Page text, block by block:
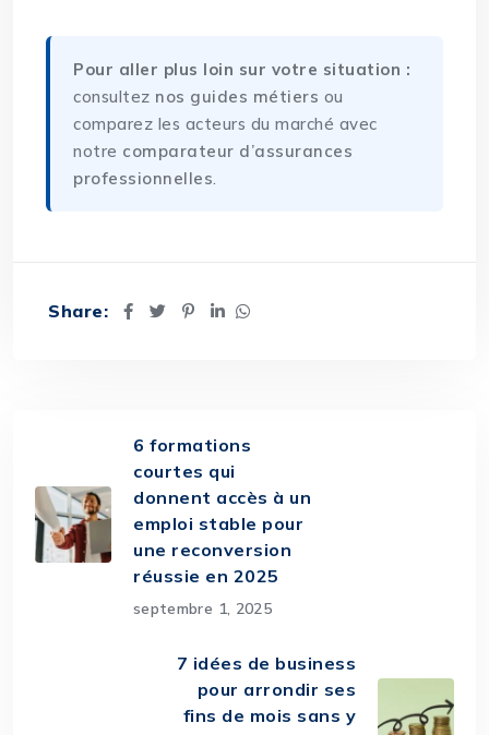
Pour aller plus loin sur votre situation :
consultez nos guides métiers ou
comparez les acteurs du marché avec
notre comparateur d’assurances
professionnelles.
Share:
6 formations
courtes qui
donnent accès à un
emploi stable pour
une reconversion
réussie en 2025
septembre 1, 2025
7 idées de business
pour arrondir ses
fins de mois sans y